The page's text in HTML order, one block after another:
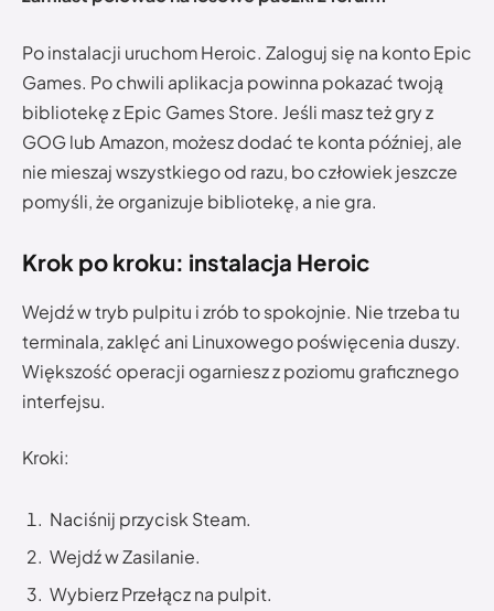
Po instalacji uruchom Heroic. Zaloguj się na konto Epic
Games. Po chwili aplikacja powinna pokazać twoją
bibliotekę z Epic Games Store. Jeśli masz też gry z
GOG lub Amazon, możesz dodać te konta później, ale
nie mieszaj wszystkiego od razu, bo człowiek jeszcze
pomyśli, że organizuje bibliotekę, a nie gra.
Krok po kroku: instalacja Heroic
Wejdź w tryb pulpitu i zrób to spokojnie. Nie trzeba tu
terminala, zaklęć ani Linuxowego poświęcenia duszy.
Większość operacji ogarniesz z poziomu graficznego
interfejsu.
Kroki:
Naciśnij przycisk Steam.
Wejdź w Zasilanie.
Wybierz Przełącz na pulpit.